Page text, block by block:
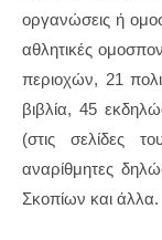
οργανώσεις ή
αθλητικές
περιοχών, 21
βιβλία, 45
(στις σελίδες
αναρίθμητες
Σκοπίων και άλλα.